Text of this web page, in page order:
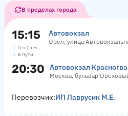
В пределах города
15:15 Автовокзал
Орёл, улица
5 ч 15 м
в пути
20:30 Автовокзал
Москва, бульвар
Перевозчик:ИП Лаврусик М.Е.